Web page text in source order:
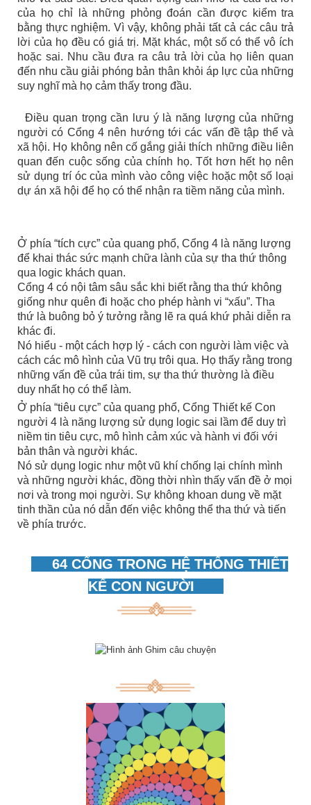
của họ chỉ là những phỏng đoán cần được kiểm tra
bằng thực nghiệm. Vì vậy, không phải tất cả các câu trả
lời của họ đều có giá trị. Mặt khác, một số có thể vô ích
hoặc sai. Nhu cầu đưa ra câu trả lời của họ liên quan
đến nhu cầu giải phóng bản thân khỏi áp lực của những
suy nghĩ mà họ cảm thấy trong đầu.
Điều quan trọng cần lưu ý là năng lượng của những
người có Cổng 4 nên hướng tới các vấn đề tập thể và
xã hội. Họ không nên cố gắng giải thích những điều liên
quan đến cuộc sống của chính họ. Tốt hơn hết họ nên
sử dụng trí óc của mình vào công việc hoặc một số loại
dự án xã hội để họ có thể nhận ra tiềm năng của mình.
Ở phía “tích cực” của quang phổ, Cổng 4 là năng lượng
để khai thác sức mạnh chữa lành của sự tha thứ thông
qua logic khách quan.
Cổng 4 có nội tâm sâu sắc khi biết rằng tha thứ không
giống như quên đi hoặc cho phép hành vi “xấu”. Tha
thứ là buông bỏ ý tưởng rằng lẽ ra quá khứ phải diễn ra
khác đi.
Nó hiểu - một cách hợp lý - cách con người làm việc và
cách các mô hình của Vũ trụ trôi qua. Họ thấy rằng trong
những vấn đề của trái tim, sự tha thứ thường là điều
duy nhất họ có thể làm.
Ở phía “tiêu cực” của quang phổ, Cổng Thiết kế Con
người 4 là năng lượng sử dụng logic sai lầm để duy trì
niềm tin tiêu cực, mô hình cảm xúc và hành vi đối với
bản thân và người khác.
Nó sử dụng logic như một vũ khí chống lại chính mình
và những người khác, đồng thời nhìn thấy vấn đề ở mọi
nơi và trong mọi người. Sự không khoan dung về mặt
tinh thần của nó dẫn đến việc không thể tha thứ và tiến
về phía trước.
64 CỔNG TRONG HỆ THỐNG THIẾT
KẾ CON NGƯỜI